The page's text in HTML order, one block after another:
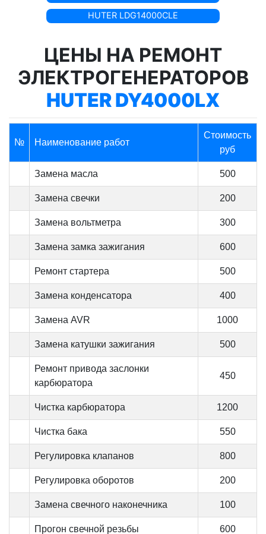
HUTER LDG14000CLE
ЦЕНЫ НА РЕМОНТ
ЭЛЕКТРОГЕНЕРАТОРОВ
HUTER DY4000LX
№ Наименование работ
Стоимость
руб
Замена масла 500
Замена свечки 200
Замена вольтметра 300
Замена замка зажигания 600
Ремонт стартера 500
Замена конденсатора 400
Замена AVR 1000
Замена катушки зажигания 500
Ремонт привода заслонки
карбюратора
450
Чистка карбюратора 1200
Чистка бака 550
Регулировка клапанов 800
Регулировка оборотов 200
Замена свечного наконечника 100
Прогон свечной резьбы 600